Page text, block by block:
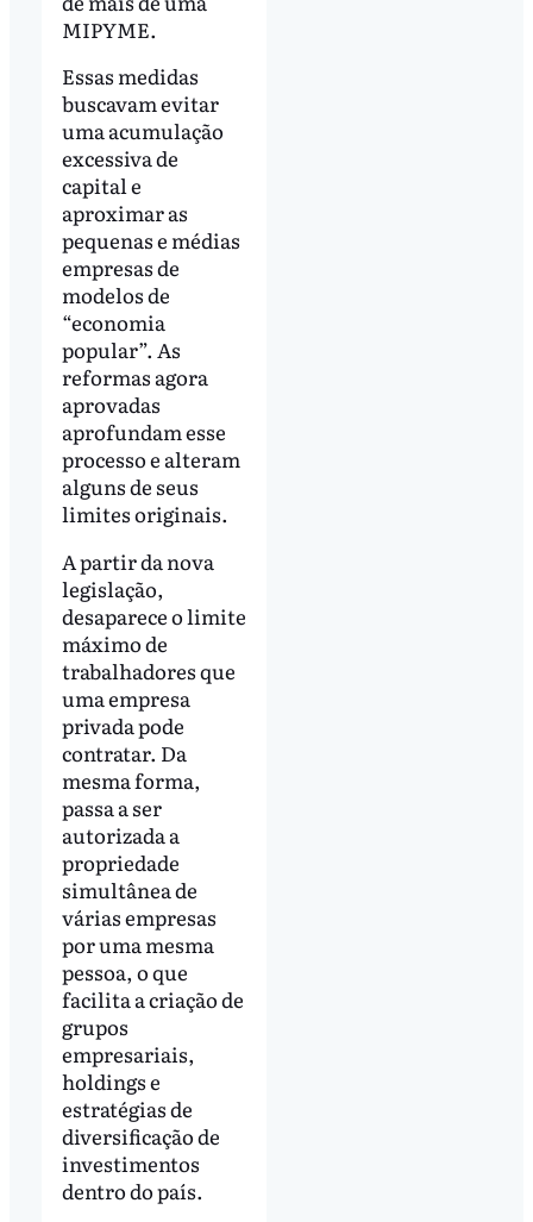
MIPYME.
Essas medidas
buscavam evitar
uma acumulação
excessiva de
capital e
aproximar as
pequenas e médias
empresas de
modelos de
“economia
popular”. As
reformas agora
aprovadas
aprofundam esse
processo e alteram
alguns de seus
limites originais.
A partir da nova
legislação,
desaparece o limite
máximo de
trabalhadores que
uma empresa
privada pode
contratar. Da
mesma forma,
passa a ser
autorizada a
propriedade
simultânea de
várias empresas
por uma mesma
pessoa, o que
facilita a criação de
grupos
empresariais,
holdings e
estratégias de
diversificação de
investimentos
dentro do país.